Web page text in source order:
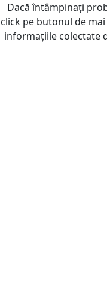
Dacă întâmpinați
click pe butonul de
informațiile colectate